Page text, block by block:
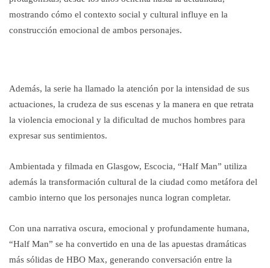
mostrando cómo el contexto social y cultural influye en la
construcción emocional de ambos personajes.
Además, la serie ha llamado la atención por la intensidad de sus
actuaciones, la crudeza de sus escenas y la manera en que retrata
la violencia emocional y la dificultad de muchos hombres para
expresar sus sentimientos.
Ambientada y filmada en Glasgow, Escocia, “Half Man” utiliza
además la transformación cultural de la ciudad como metáfora del
cambio interno que los personajes nunca logran completar.
Con una narrativa oscura, emocional y profundamente humana,
“Half Man” se ha convertido en una de las apuestas dramáticas
más sólidas de HBO Max, generando conversación entre la